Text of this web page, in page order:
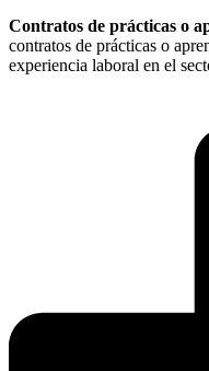
Contratos de prácticas o
contratos de prácticas o
experiencia laboral en el